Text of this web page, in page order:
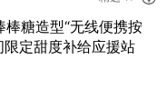
棒糖造型“无线便携按
定甜度补给应援站